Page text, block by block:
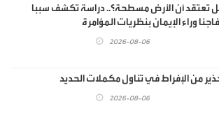
تعتقد أن الأرض مسطحة؟.. دراسة تكشف سببا
وراء الإيمان بنظريات المؤامرة
2026-08-06
من الإفراط في تناول مكملات الحديد
2026-08-06